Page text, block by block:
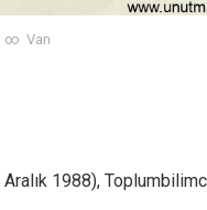
∞ Van
1988),